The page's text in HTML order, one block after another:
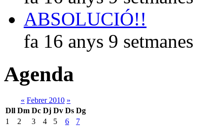
ABSOLUCIÓ!!
fa 16 anys 9 setmanes
Agenda
« Febrer 2010 »
Dll Dm Dc Dj Dv Ds Dg
1
2 3 4 5 6
7